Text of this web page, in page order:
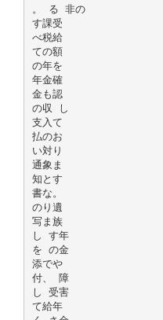
。 る 非の
す課受
べ税給
ての額
の年を
年金確
金も認
の収 し
支入て
払のお
い対り
通象ま
知とす
書な。
のり遺
写ま族
し す年
を の金
添でや
付、 障
し 受害
て給年